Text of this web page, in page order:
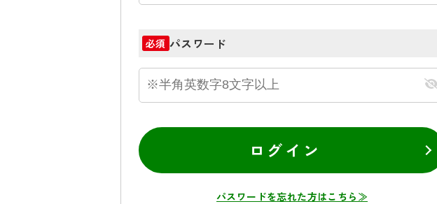
必須 パスワード
ログイン
パスワードを忘れた方はこちら≫